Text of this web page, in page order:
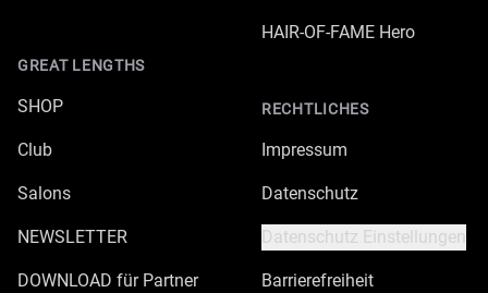
GREAT LENGTHS
SHOP
Club
Salons
NEWSLETTER
DOWNLOAD für Partner
HAIR-OF-FAME Hero
RECHTLICHES
Impressum
Datenschutz
Datenschutz Einstellungen
Barrierefreiheit